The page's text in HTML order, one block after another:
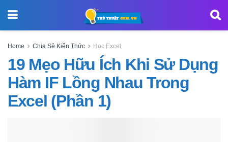
Home Chia Sẻ Kiến Thức Học Excel
19 Mẹo Hữu Ích Khi Sử Dụng
Hàm IF Lồng Nhau Trong
Excel (Phần 1)